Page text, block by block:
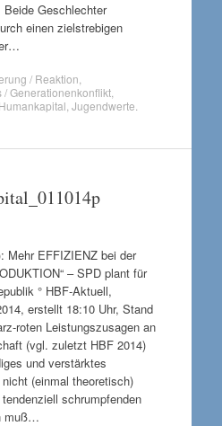
Geschlechter
einen zielstrebigen
/ Reaktion
Generationenkonflikt,
Jugendwerte
Mehr EFFIZIENZ bei der
– SPD plant für
° HBF-Aktuell,
erstellt 18:10 Uhr, Stand
roten Leistungszusagen an
(vgl. zuletzt HBF 2014)
und verstärktes
(einmal theoretisch)
schrumpfenden
muß…